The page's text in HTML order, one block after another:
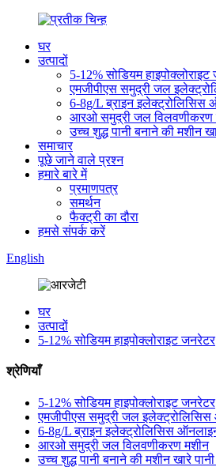
घर
उत्पादों
5-12% सोडियम
एमजीपीएस समुद्री जल
6-8g/L ब्राइन इलेक्ट्रोलिसिस
आरओ समुद्री जल विलवणीकरण
उच्च शुद्ध पानी बनाने की मशीन
समाचार
पूछे जाने वाले प्रश्न
हमारे बारे में
प्रमाणपत्र
समर्थन
फैक्ट्री का दौरा
हमसे संपर्क करें
English
घर
उत्पादों
5-12% सोडियम हाइपोक्लोराइट जनरेटर
श्रेणियाँ
5-12% सोडियम हाइपोक्लोराइट जनरेटर
एमजीपीएस समुद्री जल
6-8g/L ब्राइन इलेक्ट्रोलिसिस
आरओ समुद्री जल विलवणीकरण मशीन
उच्च शुद्ध पानी बनाने की मशीन खारे